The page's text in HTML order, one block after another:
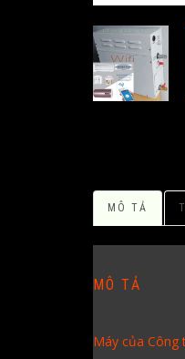
MÔ TẢ
MÔ TẢ
Máy của Công